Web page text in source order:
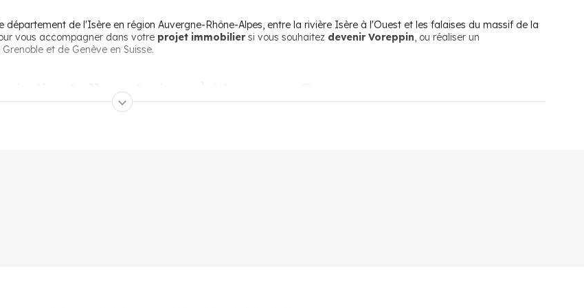
département de l'Isère en région Auvergne-Rhône-Alpes, entre la rivière Isère à l'Ouest et les falaises du massif de la
vous accompagner dans votre projet immobiliersi vous souhaitez devenir Voreppin, ou réaliser un
et de Genève en Suisse.
s’installer et vivre à Voreppe ?